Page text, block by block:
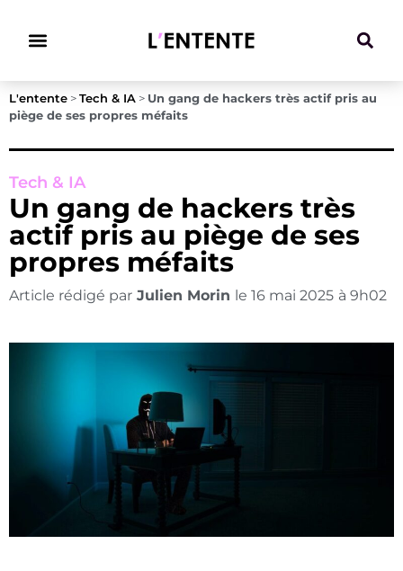
L'entente > Tech & IA > Un gang de hackers très actif pris au
piège de ses propres méfaits
Tech & IA
Un gang de hackers très
actif pris au piège de ses
propres méfaits
Article rédigé par Julien Morin le 16 mai 2025 à 9h02